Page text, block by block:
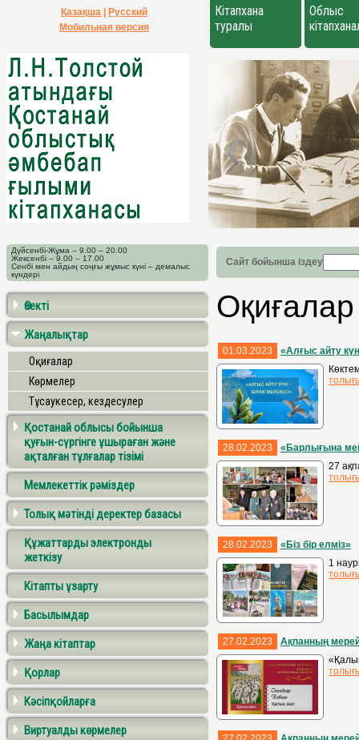
Қазақша
Русский
Мобильная версия
Кітапхана
туралы
Облыс
Дүйсенбі-Жұма – 9.00 – 20.00
Жексенбі – 9.00 – 17.00
Сенбі мен айдың соңғы жұмыс күні – демалыс
күндері
Сайт бойынша іздеу
Өзекті
Жаңалықтар
Оқиғалар
Көрмелер
Тұсаукесер, кездесулер
Қостанай облысы бойынша
қуғын-сүргінге ұшыраған және
ақталған тұлғалар тізімі
Мемлекеттік рәміздер
Толық мәтінді деректер базасы
Құжаттарды электронды
жеткізу
Кітапты ұзарту
Басылымдар
Жаңа кітаптар
Қорлар
Кәсіпқойларға
Виртуалды көрмелер
Оқиғалар
01.03.2023
«Алғыс айту
28.02.2023
«Барлығына
27
28.02.2023
«Біз бір елміз»
1
27.02.2023
Ақпанның